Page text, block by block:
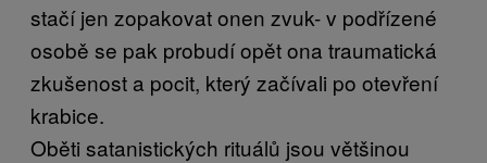
stačí jen zopakovat onen zvuk- v podřízené
osobě se pak probudí opět ona traumatická
zkušenost a pocit, který začívali po otevření
krabice.
Oběti satanistických rituálů jsou většinou